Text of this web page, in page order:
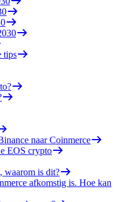
tips
naar Coinmerce
EOS crypto
waarom is dit?
afkomstig is. Hoe kan